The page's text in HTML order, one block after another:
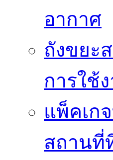
อากาศ
ถังขยะ
การใช้
แพ็คเก
สถานที่